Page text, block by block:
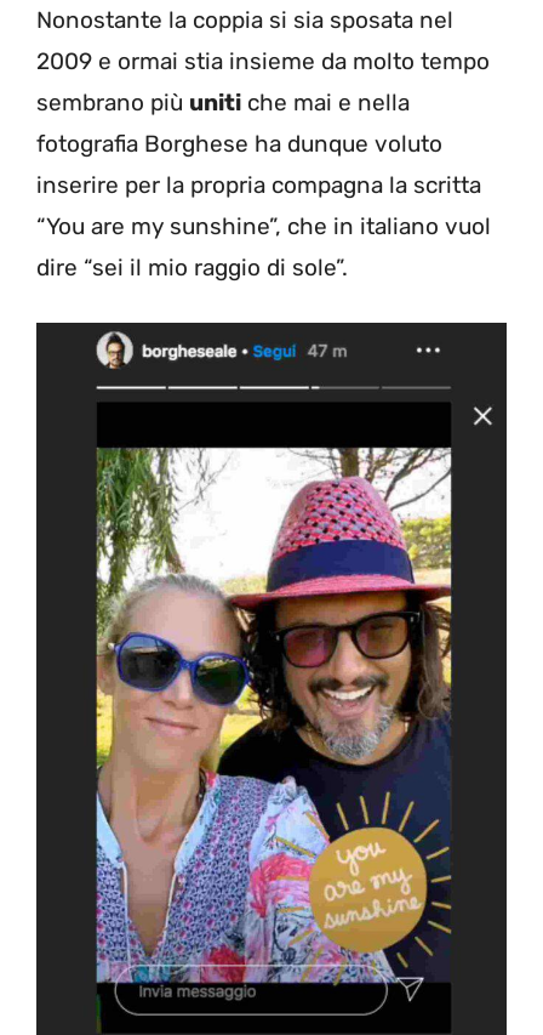
Nonostante la coppia si sia sposata nel
2009 e ormai stia insieme da molto tempo
sembrano più uniti che mai e nella
fotografia Borghese ha dunque voluto
inserire per la propria compagna la scritta
“You are my sunshine”, che in italiano vuol
dire “sei il mio raggio di sole”.